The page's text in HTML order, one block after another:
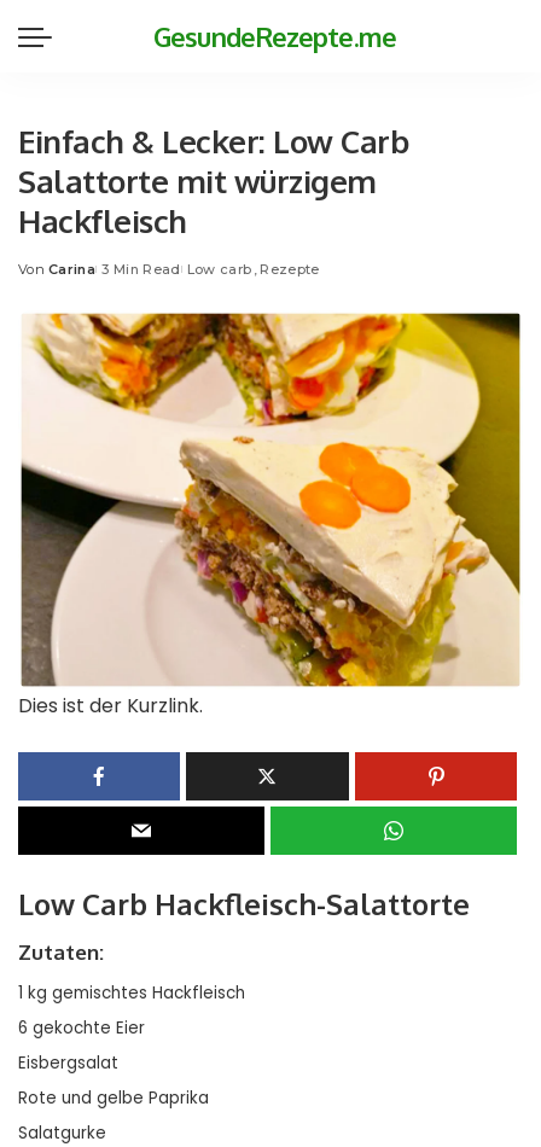
GesundeRezepte.me
Einfach & Lecker: Low Carb
Salattorte mit würzigem
Hackfleisch
Posted
Von Carina 3 Min Read Low carb Rezepte
Dies ist der Kurzlink.
Low Carb Hackfleisch-Salattorte
Zutaten:
1 kg gemischtes Hackfleisch
6 gekochte Eier
Eisbergsalat
Rote und gelbe Paprika
Salatgurke